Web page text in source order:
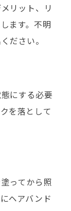
リット、リ
ます。不明
ださい。
にする必要
を落として
ってから照
ヘアバンド